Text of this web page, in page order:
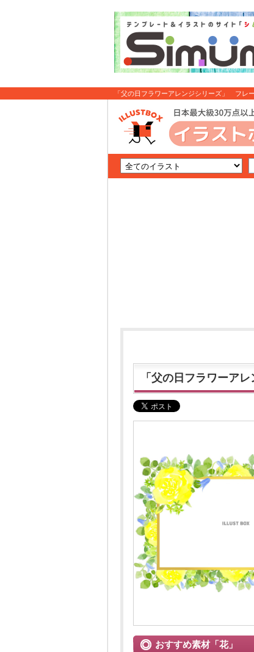
「父の日フラワーアレンジシリーズ」 フレ
「父の日フラワーア
おすすめ素材「花」